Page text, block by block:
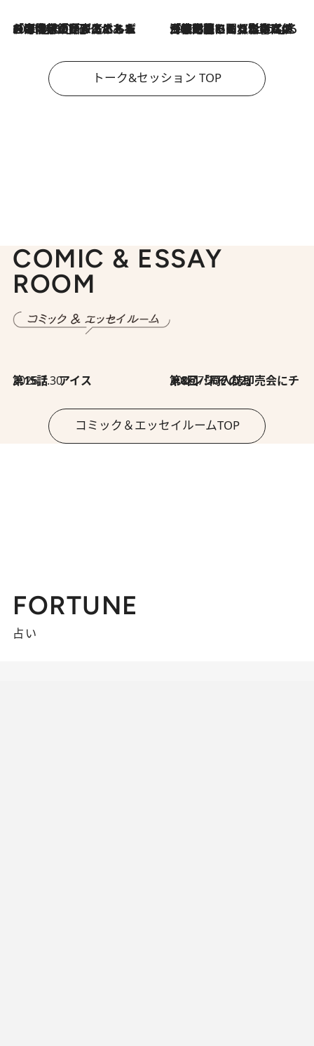
2026.8.3
「今後値上げがあるとすれば…」「リスクがあるのは今年の冬」エネルギー専門家が語る、ホルムズ海峡封鎖が家庭にもたらす“ある心配” 2026.8.3
「住宅建てられない…」「サーチャージ料の高値が続いている」ホルムズ海峡封鎖による影響はいつまで続く？《エネルギー専門家に聞く“どうなる日本の暮らし”》
トーク&セッション TOP
COMIC & ESSAY
ROOM
2026.7.30
第15話 アイス 2026.7.30
第8回「同人誌即売会にチャレンジ その2」
コミック＆エッセイルームTOP
FORTUNE
占い